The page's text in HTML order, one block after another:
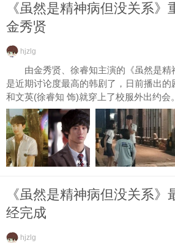
《虽然是精神病但没关系》
金秀贤
hjzlg
由金秀贤、徐睿知主演的《虽然是精
是近期讨论度最高的韩剧了，日前播出的
和文英(徐睿知 饰)就穿上了校服外出约会
《虽然是精神病但没关系》
经完成
hjzlg